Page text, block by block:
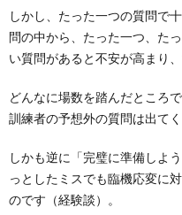
しかし、たった一つの質問で
問の中から、たった一つ、た
い質問があると不安が高まり
どんなに場数を踏んだところ
訓練者の予想外の質問は出てく
しかも逆に「完璧に準備しよ
っとしたミスでも臨機応変に
のです（経験談）。